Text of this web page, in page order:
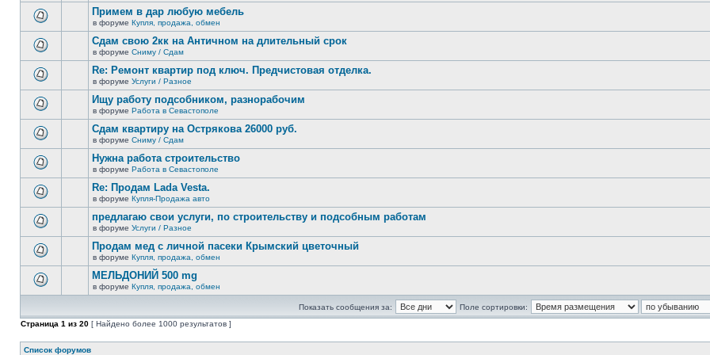
новых
непрочитанных
сообщений.
новых
непрочитанных
сообщений.
новых
непрочитанных
сообщений.
Примем в дар любую мебель
в форуме Купля, продажа, обмен
новых
непрочитанных
сообщений.
Сдам свою 2кк на Античном на длительный срок
в форуме Сниму / Сдам
новых
непрочитанных
сообщений.
Re: Ремонт квартир под ключ. Предчистовая отделка.
в форуме Услуги / Разное
новых
непрочитанных
сообщений.
Ищу работу подсобником, разнорабочим
в форуме Работа в Севастополе
новых
непрочитанных
сообщений.
Сдам квартиру на Острякова 26000 руб.
в форуме Сниму / Сдам
новых
непрочитанных
сообщений.
Нужна работа строительство
в форуме Работа в Севастополе
новых
непрочитанных
сообщений.
Re: Продам Lada Vesta.
в форуме Купля-Продажа авто
новых
непрочитанных
сообщений.
предлагаю свои услуги, по строительству и подсобным работам
в форуме Услуги / Разное
новых
сообщений.
Продам мед с личной пасеки Крымский цветочный
в форуме Купля, продажа, обмен
нет
новых
сообщений.
МЕЛЬДОНИЙ 500 mg
в форуме Купля, продажа, обмен
Показать сообщения за:
Поле сортировки:
Страница 1 из 20 [ Найдено более 1000 результатов ]
Список форумов